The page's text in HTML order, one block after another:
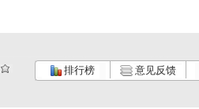
排行榜 意见反馈